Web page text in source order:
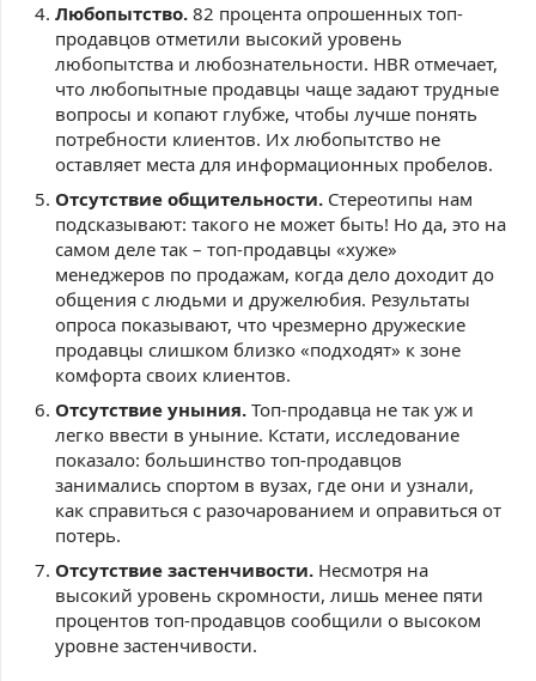
Любопытство. 82 процента опрошенных топ-
продавцов отметили высокий уровень
любопытства и любознательности. HBR отмечает,
что любопытные продавцы чаще задают трудные
вопросы и копают глубже, чтобы лучше понять
потребности клиентов. Их любопытство не
оставляет места для информационных пробелов.
Отсутствие общительности. Стереотипы нам
подсказывают: такого не может быть! Но да, это на
самом деле так – топ-продавцы «хуже»
менеджеров по продажам, когда дело доходит до
общения с людьми и дружелюбия. Результаты
опроса показывают, что чрезмерно дружеские
продавцы слишком близко «подходят» к зоне
комфорта своих клиентов.
Отсутствие уныния. Топ-продавца не так уж и
легко ввести в уныние. Кстати, исследование
показало: большинство топ-продавцов
занимались спортом в вузах, где они и узнали,
как справиться с разочарованием и оправиться от
потерь.
Отсутствие застенчивости. Несмотря на
высокий уровень скромности, лишь менее пяти
процентов топ-продавцов сообщили о высоком
уровне застенчивости.